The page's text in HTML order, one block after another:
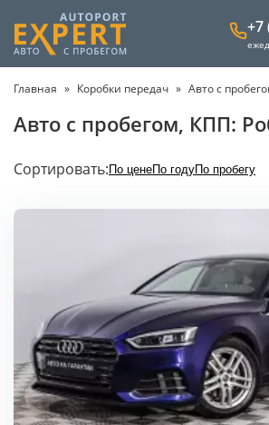
+7
Главная Коробки передач Авто с
Авто с пробегом, КПП:
Сортировать: По ценеПо годуПо пробегу